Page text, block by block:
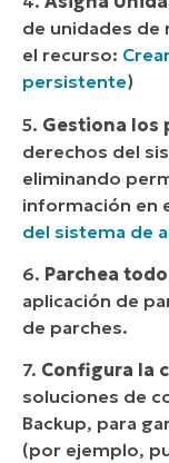
de unidades de
el recurso:
persistente)
5. Gestiona los
derechos del
eliminando
información en
del sistema de
6. Parchea todo
aplicación de
de parches.
7. Configura la
soluciones de
Backup, para
(por ejemplo,